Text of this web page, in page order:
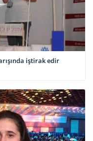
iştirak edir